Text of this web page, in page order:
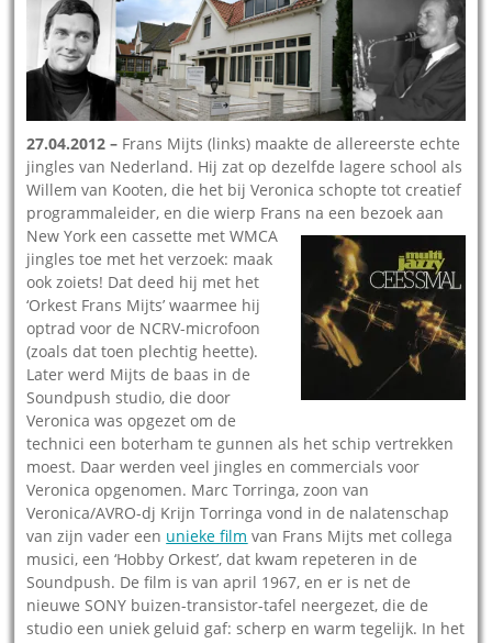
27.04.2012 – Frans Mijts (links) maakte de allereerste echte
jingles van Nederland. Hij zat op dezelfde lagere school als
Willem van Kooten, die het bij Veronica schopte tot creatief
programmaleider, en die wierp Frans na een bezoek aan
NewYork een cassette met WMCA
jingles toe met het verzoek: maak
ook zoiets! Dat deed hij met het
‘Orkest Frans Mijts’ waarmee hij
optrad voor de NCRV-microfoon
(zoals dat toen plechtig heette).
Later werd Mijts de baas in de
Soundpush studio, die door
Veronica was opgezet om de
technici een boterham te gunnen als het schip vertrekken
moest. Daar werden veel jingles en commercials voor
Veronica opgenomen. Marc Torringa, zoon van
Veronica/AVRO-dj Krijn Torringa vond in de nalatenschap
van zijn vader een unieke film van Frans Mijts met collega
musici, een ‘Hobby Orkest’, dat kwam repeteren in de
Soundpush. De film is van april 1967, en er is net de
nieuwe SONY buizen-transistor-tafel neergezet, die de
studio een uniek geluid gaf: scherp en warm tegelijk. In het